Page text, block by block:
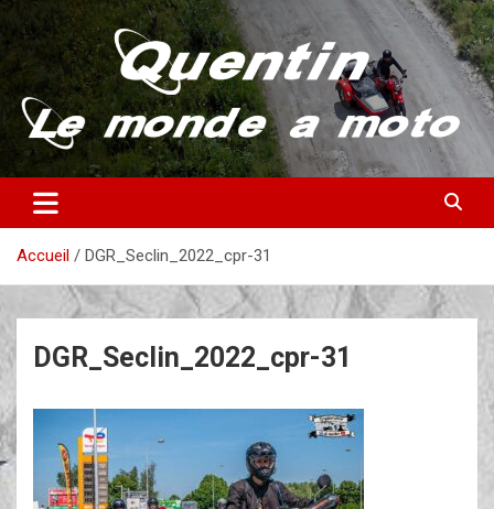
Aller
au
contenu
Quentin – Le monde à moto
Partez à la découverte du monde en vieille bécane
Accueil DGR_Seclin_2022_cpr-31
DGR_Seclin_2022_cpr-31